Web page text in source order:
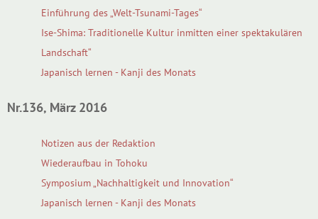
Einführung des „Welt-Tsunami-Tages“
Ise-Shima: Traditionelle Kultur inmitten einer spektakulären
Landschaft“
Japanisch lernen - Kanji des Monats
Nr.136, März 2016
Notizen aus der Redaktion
Wiederaufbau in Tohoku
Symposium „Nachhaltigkeit und Innovation“
Japanisch lernen - Kanji des Monats